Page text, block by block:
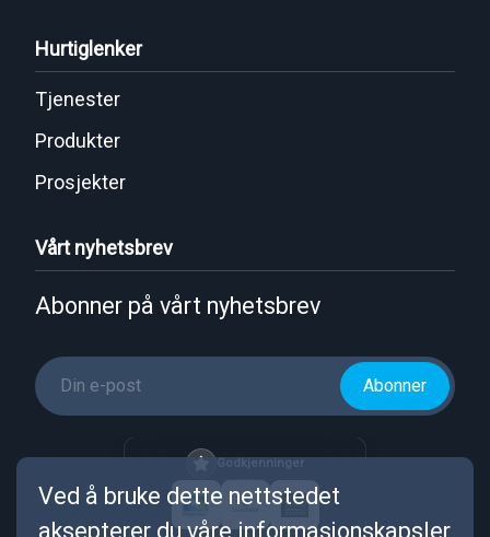
Hurtiglenker
Tjenester
Produkter
Prosjekter
Vårt nyhetsbrev
Abonner på vårt nyhetsbrev
Abonner
Godkjenninger
Ved å bruke dette nettstedet
aksepterer du våre informasjonskapsler